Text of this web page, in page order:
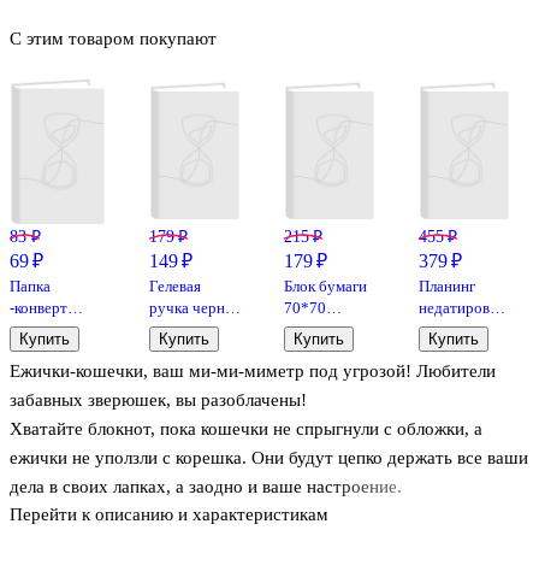
Ежички-кошечки, ваш ми-ми-миметр под угрозой! Любители
забавных зверюшек, вы разоблачены!
Хватайте блокнот, пока кошечки не спрыгнули с обложки, а
ежички не уползли с корешка. Они будут цепко держать все ваши
дела в своих лапках, а заодно и ваше настроение.
Перейти к описанию и характеристикам
С этим товаром покупают
83 ₽
69 ₽
Папка
-конверт
«Саша и её
друзья -коты»
А6 на кнопке,
Be positive
Купить
179 ₽
149 ₽
Гелевая
ручка черная
0,5 мм,
Prestige,
Schiller
Купить
215 ₽
179 ₽
Блок бумаги
70*70
самоклеящийся
50 листов,
"Love
animals", в
Купить
455 ₽
379 ₽
Планинг
недатированный
64 листа,
"Звездный
дождь",
Купить